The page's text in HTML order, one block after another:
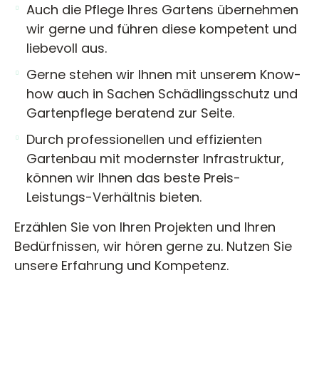
Auch die Pflege Ihres Gartens übernehmen
wir gerne und führen diese kompetent und
liebevoll aus.
Gerne stehen wir Ihnen mit unserem Know-
how auch in Sachen Schädlingsschutz und
Gartenpflege beratend zur Seite.
Durch professionellen und effizienten
Gartenbau mit modernster Infrastruktur,
können wir Ihnen das beste Preis-
Leistungs-Verhältnis bieten.
Erzählen Sie von Ihren Projekten und Ihren
Bedürfnissen, wir hören gerne zu. Nutzen Sie
unsere Erfahrung und Kompetenz.